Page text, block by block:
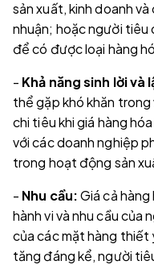
sản xuất, kinh doanh
nhuận; hoặc người tiêu
để có được loại hàng
- Khả năng sinh lời và
thể gặp khó khăn
chi tiêu khi giá hàng
với các doanh nghiệp
trong hoạt động sản
- Nhu cầu:Giá cả
hành vi và nhu cầu của
của các mặt hàng thiết
tăng đáng kể, người